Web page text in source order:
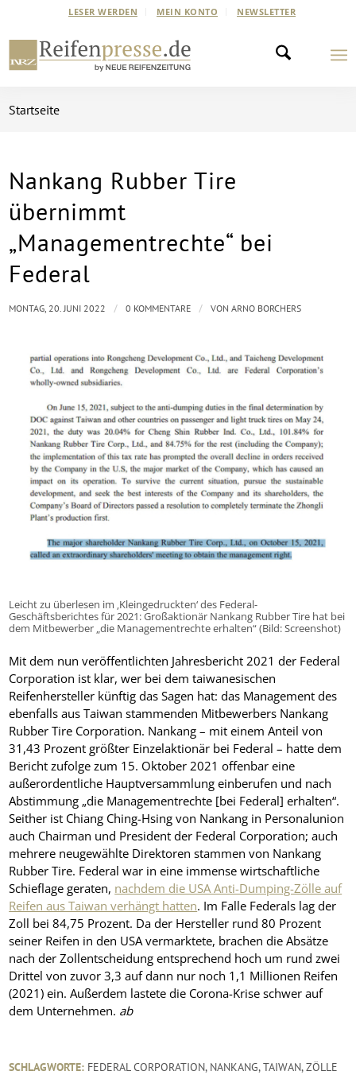
LESER WERDEN MEIN KONTO NEWSLETTER
Startseite
Nankang Rubber Tire
übernimmt
„Managementrechte“ bei
Federal
Leicht zu überlesen im ‚Kleingedruckten‘ des Federal-
Geschäftsberichtes für 2021: Großaktionär Nankang Rubber Tire hat bei
dem Mitbewerber „die Managementrechte erhalten“ (Bild: Screenshot)
Mit dem nun veröffentlichten Jahresbericht 2021 der Federal
Corporation ist klar, wer bei dem taiwanesischen
Reifenhersteller künftig das Sagen hat: das Management des
ebenfalls aus Taiwan stammenden Mitbewerbers Nankang
Rubber Tire Corporation. Nankang – mit einem Anteil von
31,43 Prozent größter Einzelaktionär bei Federal – hatte dem
Bericht zufolge zum 15. Oktober 2021 offenbar eine
außerordentliche Hauptversammlung einberufen und nach
Abstimmung „die Managementrechte [bei Federal] erhalten“.
Seither ist Chiang Ching-Hsing von Nankang in Personalunion
auch Chairman und President der Federal Corporation; auch
mehrere neugewählte Direktoren stammen von Nankang
Rubber Tire. Federal war in eine immense wirtschaftliche
Schieflage geraten, nachdem die USA Anti-Dumping-Zölle auf
Reifen aus Taiwan verhängt hatten. Im Falle Federals lag der
Zoll bei 84,75 Prozent. Da der Hersteller rund 80 Prozent
seiner Reifen in den USA vermarktete, brachen die Absätze
nach der Zollentscheidung entsprechend hoch um rund zwei
Drittel von zuvor 3,3 auf dann nur noch 1,1 Millionen Reifen
(2021) ein. Außerdem lastete die Corona-Krise schwer auf
dem Unternehmen. ab
MONTAG, 20. JUNI 2022 / 0 KOMMENTARE / VONARNO BORCHERS
SCHLAGWORTE: FEDERAL CORPORATION, NANKANG,TAIWAN,ZÖLLE